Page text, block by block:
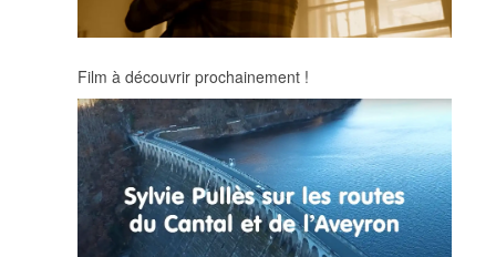
Film à découvrir prochainement !